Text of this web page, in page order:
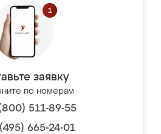
заявку
по номерам
511-89-55
665-24-01